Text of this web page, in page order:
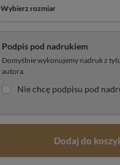
Wybierz rozmiar
Podpis pod nadrukiem
Domyślnie wykonujemy nadruk z
autora.
Nie chcę podpisu pod
Dodaj do